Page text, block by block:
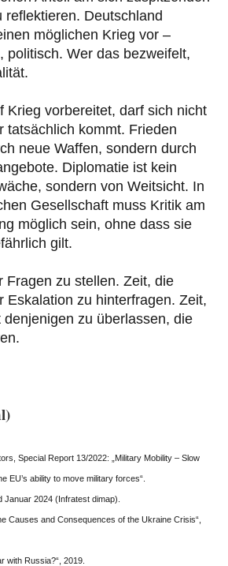
reflektieren. Deutschland
möglichen Krieg vor –
politisch. Wer das bezweifelt,
Krieg vorbereitet, darf sich nicht
tatsächlich kommt. Frieden
neue Waffen, sondern durch
Diplomatie ist kein
sondern von Weitsicht. In
Gesellschaft muss Kritik am
möglich sein, ohne dass sie
gilt.
Fragen zu stellen. Zeit, die
Eskalation zu hinterfragen. Zeit,
zu überlassen, die
Special Report 13/2022: „Military Mobility – Slow
EU’s ability to move military forces“.
2024 (Infratest dimap).
Causes and Consequences of the Ukraine Crisis“,
with Russia?“, 2019.